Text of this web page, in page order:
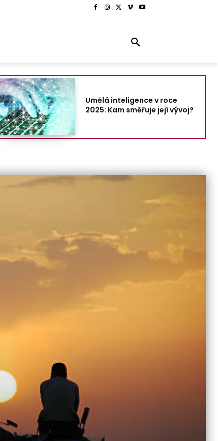
Umělá inteligence v roce
2025: Kam směřuje její vývoj?